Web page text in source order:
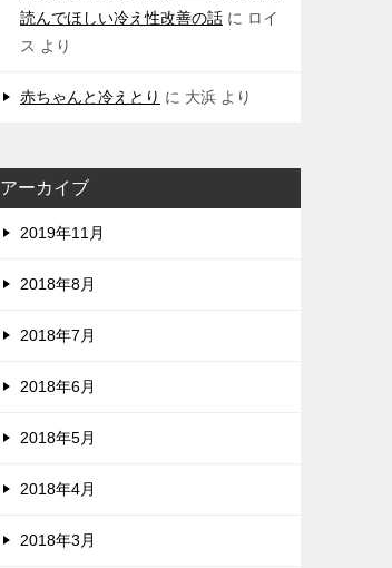
読んでほしい冷え性改善の話 に ロイ
ス より
赤ちゃんと冷えとり に 大浜 より
アーカイブ
2019年11月
2018年8月
2018年7月
2018年6月
2018年5月
2018年4月
2018年3月